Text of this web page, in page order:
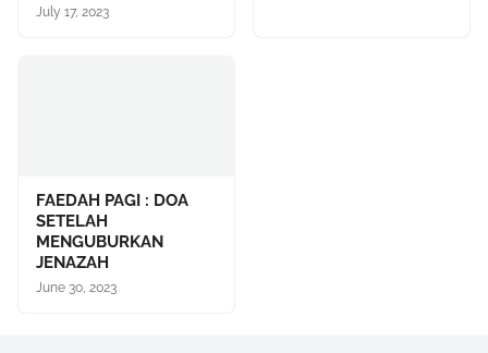
July 17, 2023
FAEDAH PAGI : DOA
SETELAH
MENGUBURKAN
JENAZAH
June 30, 2023